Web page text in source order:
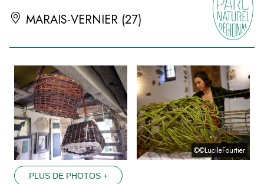
MARAIS-VERNIER (27)
©©LucileFourtier
PLUS DE PHOTOS +